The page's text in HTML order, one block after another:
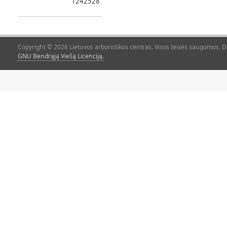
Copyright © 2026 Lietuvos arboristikos centras. Visos teisės saugomos.
GNU Bendrąją Viešą Licenciją.